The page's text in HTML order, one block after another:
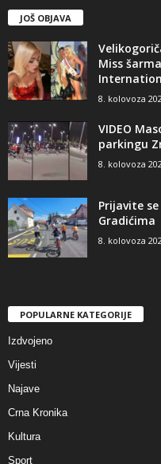
JOŠ OBJAVA
Miss
8. kolovoza
VIDEO
parkingu
8. kolovoza
Prijavite
Gradićima
8. kolovoza
POPULARNE KATEGORIJE
Izdvojeno
Vijesti
Najave
Crna Kronika
Kultura
Sport